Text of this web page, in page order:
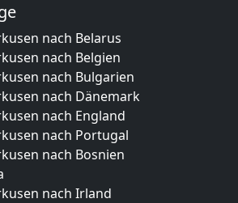
nach Belarus
nach Belgien
nach Bulgarien
nach Dänemark
nach England
nach Portugal
nach Bosnien
nach Irland